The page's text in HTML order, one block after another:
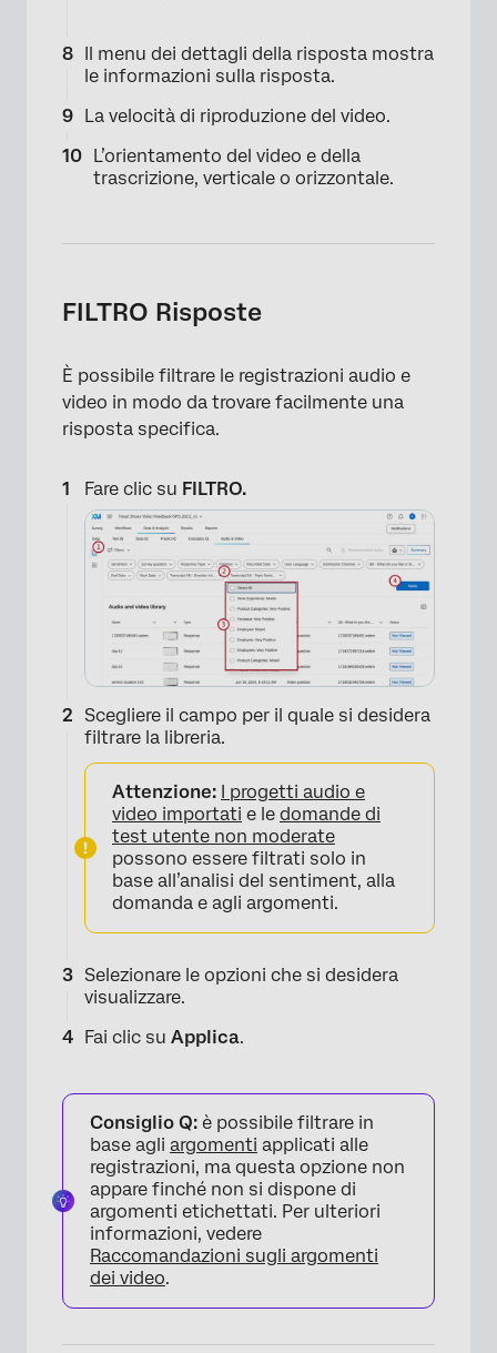
×
Il menu dei dettagli della risposta mostra
le informazioni sulla risposta.
La velocità di riproduzione del video.
L’orientamento del video e della
trascrizione, verticale o orizzontale.
FILTRO Risposte
È possibile filtrare le registrazioni audio e
video in modo da trovare facilmente una
risposta specifica.
Fare clic su FILTRO.
Scegliere il campo per il quale si desidera
filtrare la libreria.
Attenzione: I progetti audio e
video importati e le domande di
test utente non moderate
possono essere filtrati solo in
base all’analisi del sentiment, alla
domanda e agli argomenti.
Selezionare le opzioni che si desidera
visualizzare.
Fai clic su Applica.
Consiglio Q: è possibile filtrare in
base agli argomenti applicati alle
registrazioni, ma questa opzione non
appare finché non si dispone di
argomenti etichettati. Per ulteriori
informazioni, vedere
Raccomandazioni sugli argomenti
dei video.